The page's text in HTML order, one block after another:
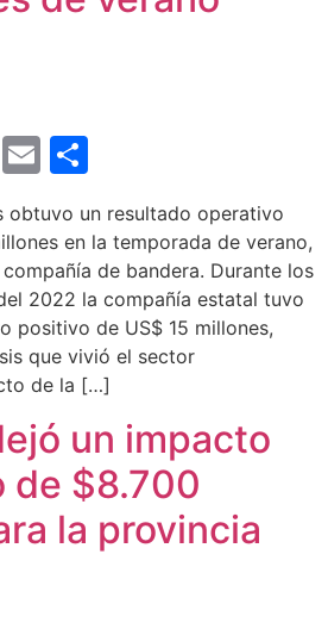
Twitter
Email
obtuvo un resultado operativo
en la temporada de verano,
de bandera. Durante los
2022 la compañía estatal tuvo
positivo de US$ 15 millones,
que vivió el sector
de la […]
un impacto
de $8.700
la provincia